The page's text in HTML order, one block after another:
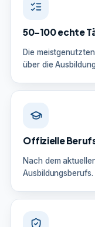
50–100 echte
Die
über die
Offizielle
Nach dem
Ausbildungsberufs.